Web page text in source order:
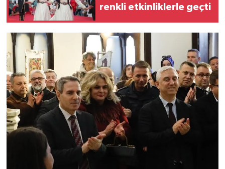
renkli etkinliklerle geçti